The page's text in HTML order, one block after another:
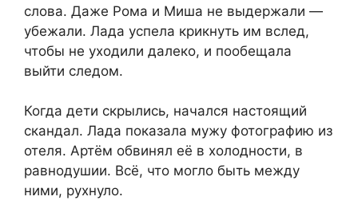
слова. Даже Рома и Миша не выдержали —
убежали. Лада успела крикнуть им вслед,
чтобы не уходили далеко, и пообещала
выйти следом.
Когда дети скрылись, начался настоящий
скандал. Лада показала мужу фотографию из
отеля. Артём обвинял её в холодности, в
равнодушии. Всё, что могло быть между
ними, рухнуло.